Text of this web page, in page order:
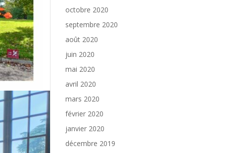
octobre 2020
septembre 2020
août 2020
juin 2020
mai 2020
avril 2020
mars 2020
février 2020
janvier 2020
décembre 2019